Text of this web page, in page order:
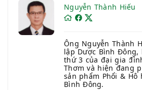
Nguyễn Thành Hiếu
Ông Nguyễn Thành
lập Dược Bình
thứ 3 của đại gia
Thơm và hiện đang
sản phẩm Phổi & Hô
Bình Đông.